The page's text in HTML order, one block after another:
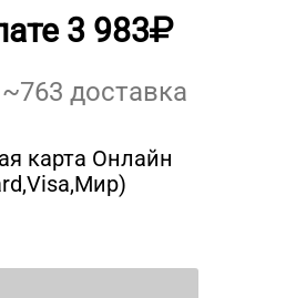
3 983
763 доставка
карта Онлайн